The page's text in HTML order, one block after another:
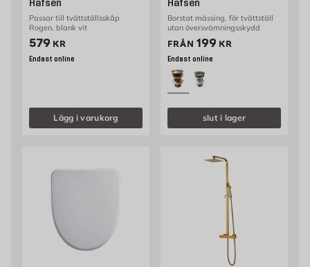
Hafsen
Passar till tvättställsskåp
Rogen, blank vit
Pris 579 kr
579 KR
Endast online
Lägg i varukorg
Hafsen
Borstat mässing, för tvättställ
utan översvämningsskydd
FRÅN Pris 199 kr
199 KR
Endast online
slut i lager